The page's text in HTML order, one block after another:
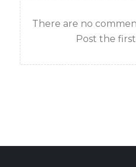
There are no
Post the